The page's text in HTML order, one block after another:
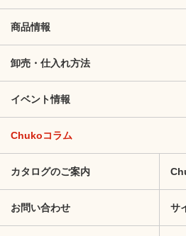
商品情報
卸売・仕入れ方法
イベント情報
Chukoコラム
カタログのご案内
お問い合わせ サ